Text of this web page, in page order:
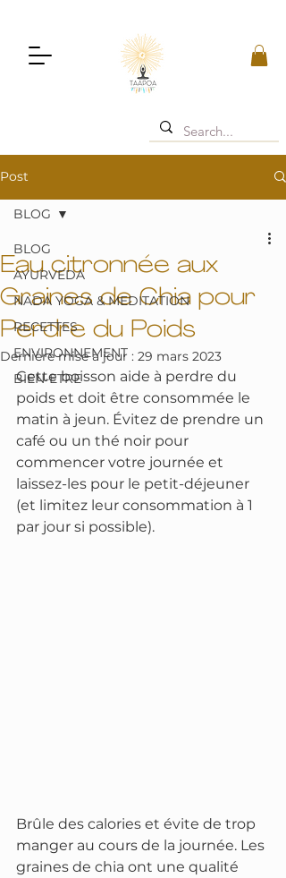
Post
BLOG
AYURVEDA
NADA YOGA & MEDITATION
RECETTES
ENVIRONNEMENT
BIEN-ETRE
BLOG
Eau citronnée aux
Graines de Chia pour
Perdre du Poids
Dernière mise à jour : 29 mars 2023
Cette boisson aide à perdre du
poids et doit être consommée le
matin à jeun. Évitez de prendre un
café ou un thé noir pour
commencer votre journée et
laissez-les pour le petit-déjeuner
(et limitez leur consommation à 1
par jour si possible).
Brûle des calories et évite de trop
manger au cours de la journée. Les
graines de chia ont une qualité